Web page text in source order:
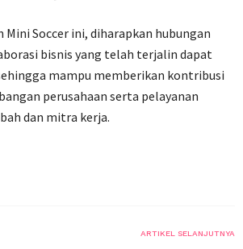
Mini Soccer ini, diharapkan hubungan
bisnis yang telah terjalin dapat
mampu memberikan kontribusi
perusahaan serta pelayanan
dan mitra kerja.
ARTIKEL SELANJUTNYA